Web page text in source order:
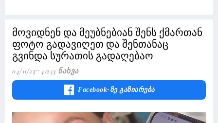
მოვიდნენ და მეუბნებიან შენს ქმართან
ფოტო გადავიღეთ და შენთანაც
გვინდა სურათის გადაღებაო
04/11/23 41253 Ნახვა
Facebook-Ზე Გაზიარება